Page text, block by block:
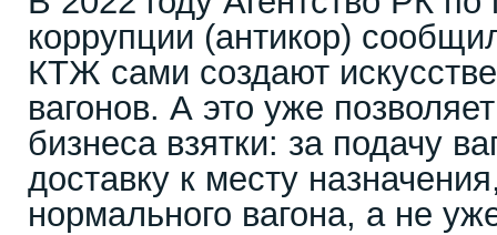
коррупции (антикор)
КТЖ сами создают
вагонов. А это уже
бизнеса взятки: за подачу
доставку к месту
нормального вагона, а не